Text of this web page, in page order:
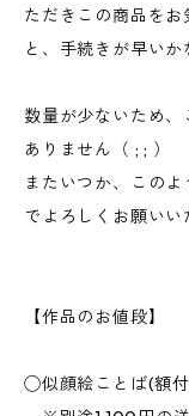
ただきこの商品を
と、手続きが早い
数量が少ないため
ありません（ ; ; ）
またいつか、この
でよろしくお願い
【作品のお値段】
◯似顔絵ことば(額